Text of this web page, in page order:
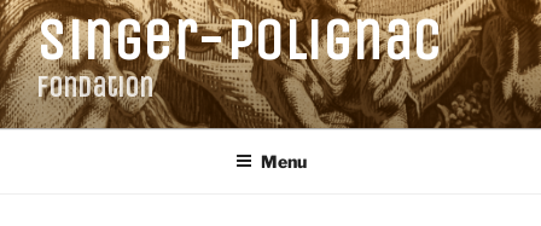
Aller
au
contenu
principal
Singer-Polignac
Fondation
Menu